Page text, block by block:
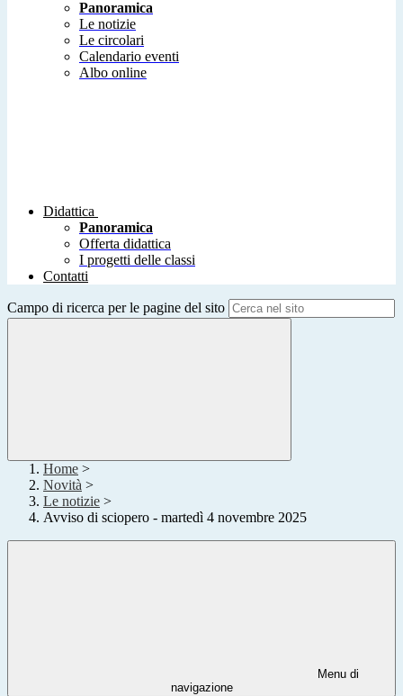
Panoramica
Le notizie
Le circolari
Calendario eventi
Albo online
Didattica
Panoramica
Offerta didattica
I progetti delle classi
Contatti
Campo di ricerca per le pagine del sito
Home >
Novità >
Le notizie >
Avviso di sciopero - martedì 4 novembre 2025
Menu di
navigazione